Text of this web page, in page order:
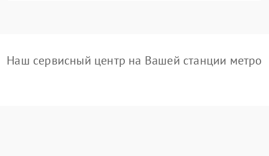
Наш сервисный центр на Вашей станции метро